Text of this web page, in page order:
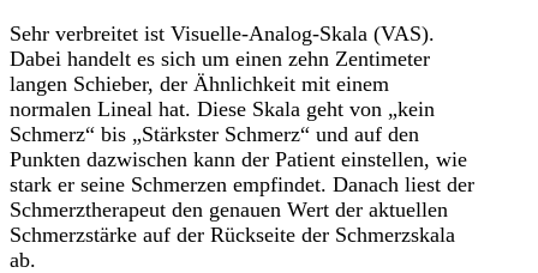
Sehr verbreitet ist Visuelle-Analog-Skala (VAS).
Dabei handelt es sich um einen zehn Zentimeter
langen Schieber, der Ähnlichkeit mit einem
normalen Lineal hat. Diese Skala geht von „kein
Schmerz“ bis „Stärkster Schmerz“ und auf den
Punkten dazwischen kann der Patient einstellen, wie
stark er seine Schmerzen empfindet. Danach liest der
Schmerztherapeut den genauen Wert der aktuellen
Schmerzstärke auf der Rückseite der Schmerzskala
ab.